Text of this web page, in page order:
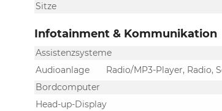
Sitze
Infotainment & Kommunikation
Assistenzsysteme
Audioanlage
Radio/MP3-Player, Radio,
Bordcomputer
Head-up-Display